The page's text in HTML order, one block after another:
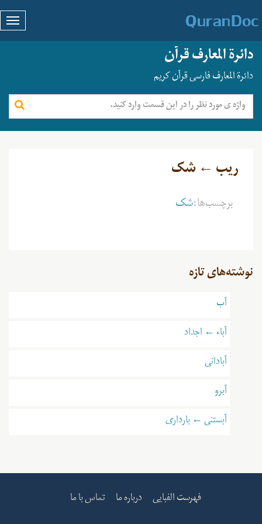
دائرة المعارف قرآن
دائرة المعارف فارسی قرآن کریم
ریب ← شک
برچسب‌ها:شک
نوشته‌های تازه
آب
آباء ← اجداد
آبادانی
آبرو
آبستنی ← بارداری
فهرست الفبایی درباره ما تماس با ما